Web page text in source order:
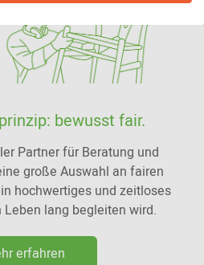
bewusst fair.
Partner für Beratung und
große Auswahl an fairen
hochwertiges und zeitloses
Leben lang begleiten wird.
erfahren